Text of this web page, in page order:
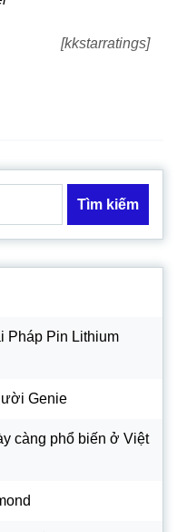
[kkstarratings]
Pháp Pin Lithium
Genie
càng phổ biến ở Việt